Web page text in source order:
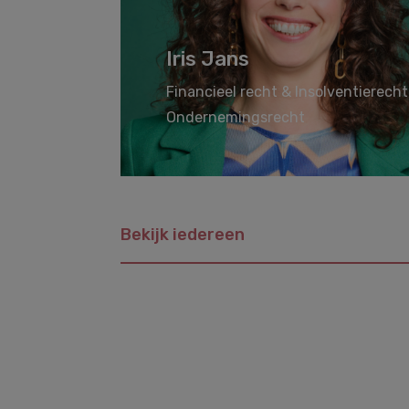
Iris Jans
Financieel recht &
Ondernemings­recht
Bekijk iedereen